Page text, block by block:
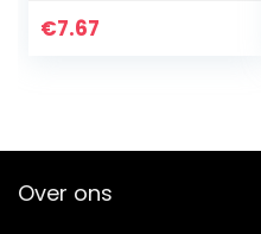
€7.67
Over ons